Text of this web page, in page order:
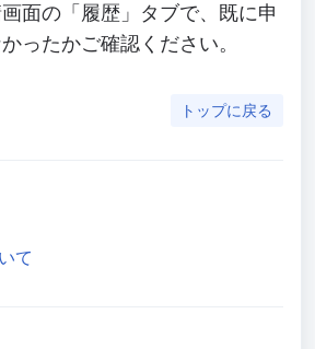
面の「履歴」タブで、既に申
ったかご確認ください。
トップに戻る
て